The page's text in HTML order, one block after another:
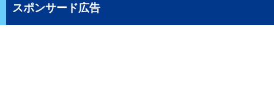
スポンサード広告